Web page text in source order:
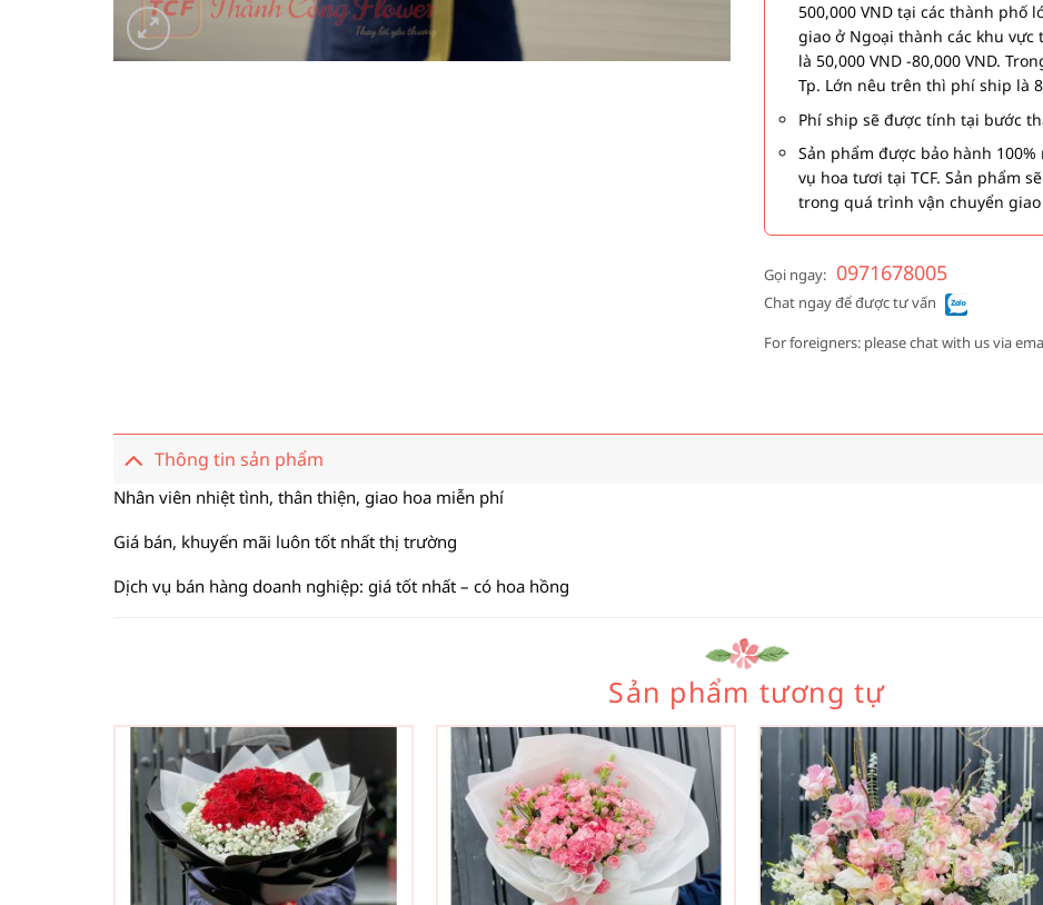
500,000 VND tại các thành phố
giao ở Ngoại thành các khu
là 50,000 VND -80,000 VND.
Tp. Lớn nêu trên thì phí ship là
Phí ship sẽ được tính tại bước
Sản phẩm được bảo hành
vụ hoa tươi tại TCF. Sản phẩm
trong quá trình vận chuyển
Gọi ngay: 0971678005
Chat ngay để được tư vấn
For foreigners: please chat with us via
Thông tin sản phẩm
Nhân viên nhiệt tình, thân thiện, giao hoa miễn phí
Giá bán, khuyến mãi luôn tốt nhất thị trường
Dịch vụ bán hàng doanh nghiệp: giá tốt nhất – có hoa hồng
Sản phẩm tương tự